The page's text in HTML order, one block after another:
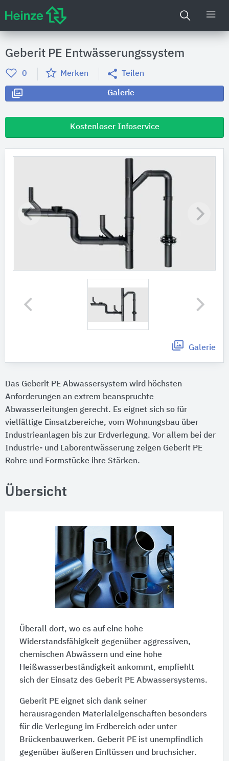
Geberit PE Entwässerungssystem
0 Merken Teilen
Galerie
Kostenloser Infoservice
Galerie
Das Geberit PE Abwassersystem wird höchsten
Anforderungen an extrem beanspruchte
Abwasserleitungen gerecht. Es eignet sich so für
vielfältige Einsatzbereiche, vom Wohnungsbau über
Industrieanlagen bis zur Erdverlegung. Vor allem bei der
Industrie- und Laborentwässerung zeigen Geberit PE
Rohre und Formstücke ihre Stärken.
Übersicht
Überall dort, wo es auf eine hohe
Widerstandsfähigkeit gegenüber aggressiven,
chemischen Abwässern und eine hohe
Heißwasserbeständigkeit ankommt, empfiehlt
sich der Einsatz des Geberit PE Abwassersystems.
Geberit PE eignet sich dank seiner
herausragenden Materialeigenschaften besonders
für die Verlegung im Erdbereich oder unter
Brückenbauwerken. Geberit PE ist unempfindlich
gegenüber äußeren Einflüssen und bruchsicher.